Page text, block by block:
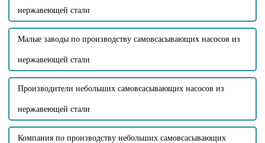
нержавеющей стали
Малые заводы по производству самовсасывающих насосов из
нержавеющей стали
Производители небольших самовсасывающих насосов из
нержавеющей стали
Компания по производству небольших самовсасывающих